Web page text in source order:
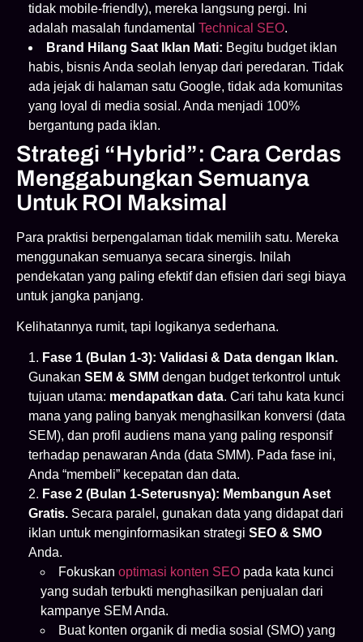
tidak mobile-friendly), mereka langsung pergi. Ini
adalah masalah fundamental Technical SEO.
Brand Hilang Saat Iklan Mati: Begitu budget iklan
habis, bisnis Anda seolah lenyap dari peredaran. Tidak
ada jejak di halaman satu Google, tidak ada komunitas
yang loyal di media sosial. Anda menjadi 100%
bergantung pada iklan.
Strategi “Hybrid”: Cara Cerdas
Menggabungkan Semuanya
Untuk ROI Maksimal
Para praktisi berpengalaman tidak memilih satu. Mereka
menggunakan semuanya secara sinergis. Inilah
pendekatan yang paling efektif dan efisien dari segi biaya
untuk jangka panjang.
Kelihatannya rumit, tapi logikanya sederhana.
Fase 1 (Bulan 1-3): Validasi & Data dengan Iklan.
Gunakan SEM & SMM dengan budget terkontrol untuk
tujuan utama: mendapatkan data. Cari tahu kata kunci
mana yang paling banyak menghasilkan konversi (data
SEM), dan profil audiens mana yang paling responsif
terhadap penawaran Anda (data SMM). Pada fase ini,
Anda “membeli” kecepatan dan data.
Fase 2 (Bulan 1-Seterusnya): Membangun Aset
Gratis. Secara paralel, gunakan data yang didapat dari
iklan untuk menginformasikan strategi SEO & SMO
Anda.
Fokuskan optimasi konten SEO pada kata kunci
yang sudah terbukti menghasilkan penjualan dari
kampanye SEM Anda.
Buat konten organik di media sosial (SMO) yang